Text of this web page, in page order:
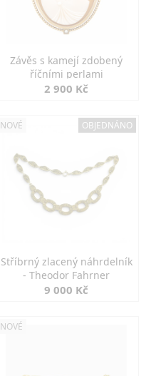
Závěs s kamejí zdobený
říčními perlami
2 900 Kč
NOVÉ OBJEDNÁNO
Stříbrný zlacený náhrdelník
- Theodor Fahrner
9 000 Kč
NOVÉ